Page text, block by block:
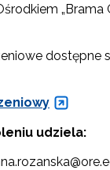
„Brama
dostępne
udziela: